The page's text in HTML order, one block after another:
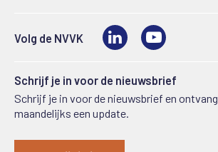
Volg de NVVK LinkedIn
Schrijf je in voor de nieuwsbrief
Schrijf je in voor de nieuwsbrief en ontvang
maandelijks een update.